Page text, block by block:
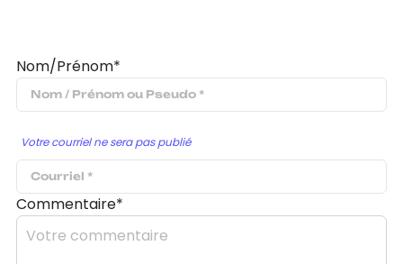
Nom/Prénom*
Votre courriel ne sera pas publié
Commentaire*